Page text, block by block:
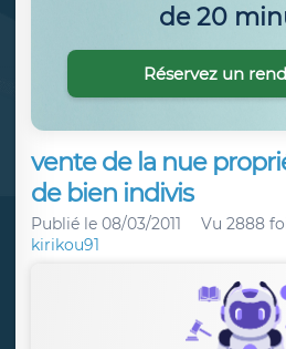
vente de la nue
de bien indivis
Publié le 08/03/2011 Vu 2888
kirikou91
de 20
Réservez un